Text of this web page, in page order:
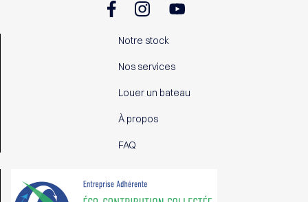
Notre stock
Nos services
Louer un bateau
À propos
FAQ